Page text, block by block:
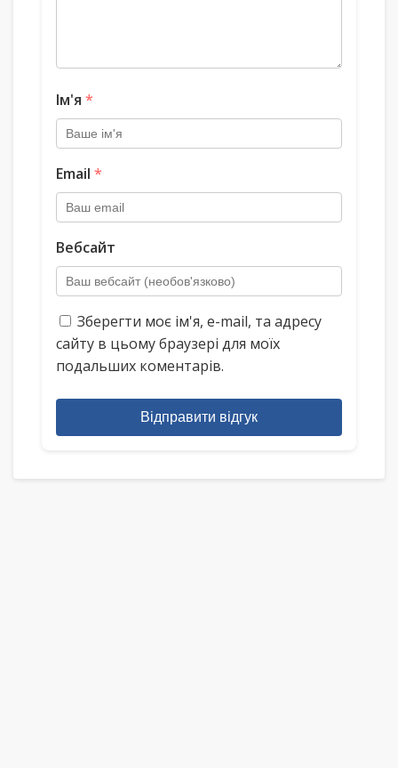
Ім'я *
Email *
Вебсайт
Зберегти моє ім'я, e-mail, та адресу
сайту в цьому браузері для моїх
подальших коментарів.
Відправити відгук